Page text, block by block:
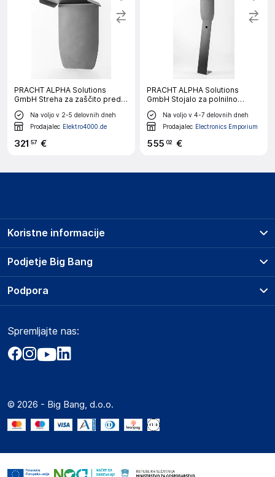
PRACHT ALPHA Solutions
GmbH Streha za zaščito pred
dežjem s stenskim nosilcem
ALPHA9001-streha
Na voljo v 2-5 delovnih dneh
Prodajalec Elektro4000.de
321 57 €
PRACHT ALPHA Solutions
GmbH Stojalo za polnilno
postajo ALPHA9000 stojalo
Na voljo v 4-7 delovnih dneh
Prodajalec Electronics Emporium
555 02 €
Podjetje Big Bang
O podjetju
Obvestila za javnost
Akt o digitalnih storitvah
Marketplace za partnerje
Novosti
Koristne informacije
Prodajna mesta
Storitve
Dostava, vnos in odvoz
Zavarovanje izdelkov
Podpora
Marketplace
Kako oddati naročilo?
Spremljajte nas:
© 2026 - Big Bang, d.o.o.